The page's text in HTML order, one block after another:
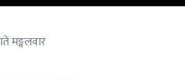
मङ्गलवार